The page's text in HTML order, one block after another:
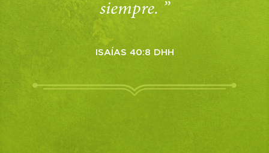
siempre. ”
ISAÍAS 40:8 DHH